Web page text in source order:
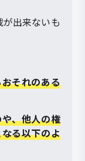
出来ないも
それのある
、他人の権
る以下のよ